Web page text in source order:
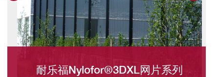
耐乐福Nylofor®3DXL网片系列